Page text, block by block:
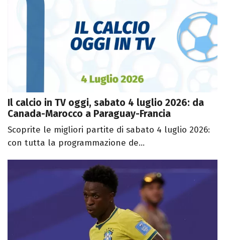
Il calcio in TV oggi, sabato 4 luglio 2026: da
Canada-Marocco a Paraguay-Francia
Scoprite le migliori partite di sabato 4 luglio 2026:
con tutta la programmazione de...